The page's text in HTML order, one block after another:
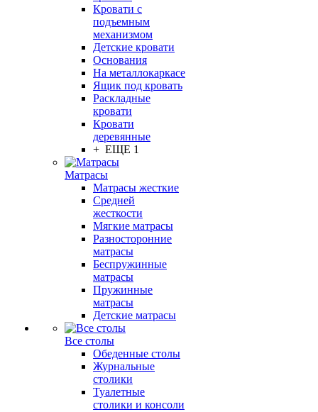
Кровати с
подъемным
механизмом
Детские кровати
Основания
На металлокаркасе
Ящик под кровать
Раскладные
кровати
Кровати
деревянные
+ ЕЩЕ 1
Матрасы
Матрасы жесткие
Средней
жесткости
Мягкие матрасы
Разносторонние
матрасы
Беспружинные
матрасы
Пружинные
матрасы
Детские матрасы
Все столы
Обеденные столы
Журнальные
столики
Туалетные
столики и консоли